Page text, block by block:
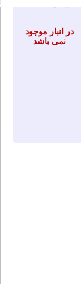
شتاب
در انبار موجود
نمی باشد